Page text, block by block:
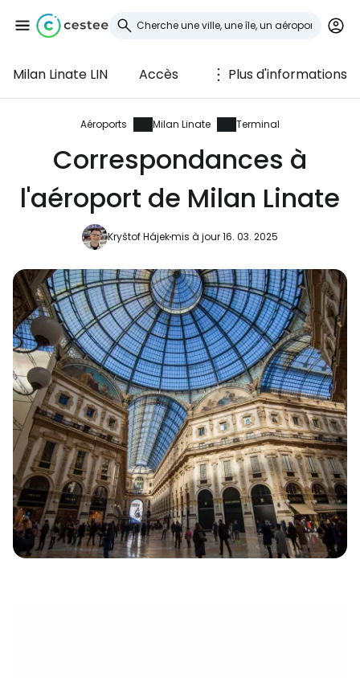
Milan Linate LIN Accès Plus d'informations
Aéroports Milan Linate Terminal
Correspondances à
l'aéroport de Milan Linate
Kryštof Hájekmis à jour 16. 03. 2025
Se connecter à
Cestee
... la communauté mondiale des voyageurs
Continuer avec Facebook
Poursuivre avec le courrier
électronique